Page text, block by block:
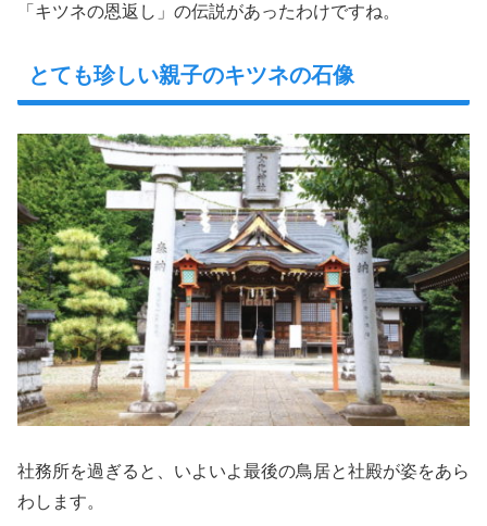
「キツネの恩返し」の伝説があったわけですね。
とても珍しい親子のキツネの石像
社務所を過ぎると、いよいよ最後の鳥居と社殿が姿をあら
わします。